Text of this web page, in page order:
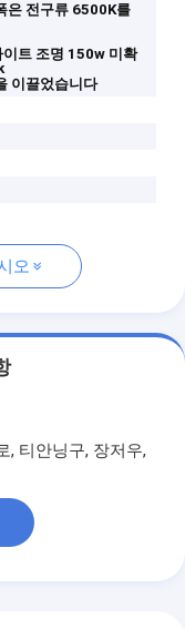
은 전구류 6500K를
이트 조명 150w 미확
이끌었습니다
오
, 티안닝구, 장저우,